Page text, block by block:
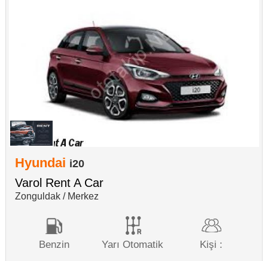
Hyundai i20
Varol Rent A Car
Zonguldak / Merkez
Benzin Yarı Otomatik Kişi :